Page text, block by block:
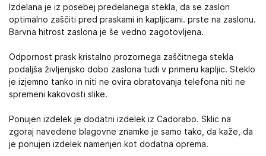
Izdelana je iz posebej predelanega stekla, da se zaslon
optimalno zaščiti pred praskami in kapljicami. prste na zaslonu.
Barvna hitrost zaslona je še vedno zagotovljena.
Odpornost prask kristalno prozornega zaščitnega stekla
podaljša življenjsko dobo zaslona tudi v primeru kapljic. Steklo
je izjemno tanko in niti ne ovira obratovanja telefona niti ne
spremeni kakovosti slike.
Ponujen izdelek je dodatni izdelek iz Cadorabo. Sklic na
zgoraj navedene blagovne znamke je samo tako, da kaže, da
je ponujen izdelek namenjen kot dodatna oprema.